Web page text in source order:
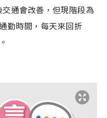
通會改善，但現階段為
勤時間，每天來回折